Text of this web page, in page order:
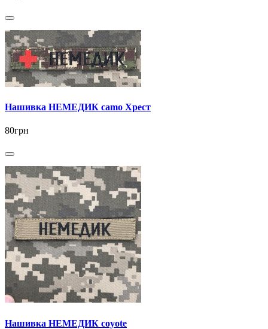
Нашивка НЕМЕДИК camo Хрест
80грн
Нашивка НЕМЕДИК coyote